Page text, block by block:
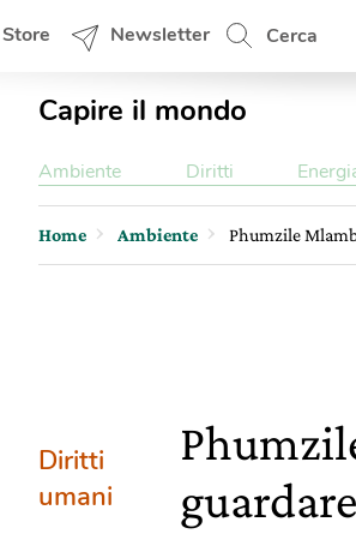
Store Newsletter Cerca
Capire il mondo
Ambiente Diritti
Home Ambiente Phumzile
Diritti
umani